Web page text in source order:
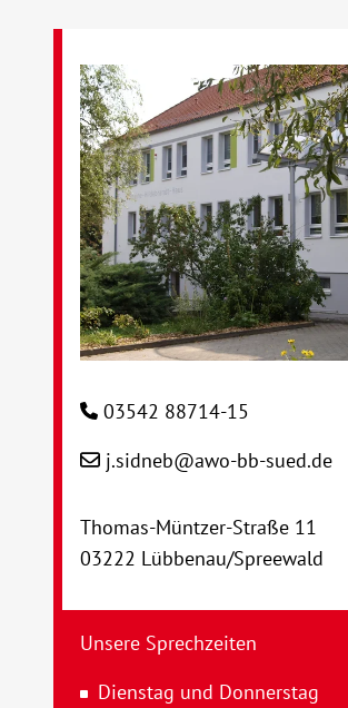
03542 88714-15
j.sidneb@awo-bb-sued.de
Thomas-Müntzer-Straße 11
03222 Lübbenau/Spreewald
Unsere Sprechzeiten
Dienstag und Donnerstag